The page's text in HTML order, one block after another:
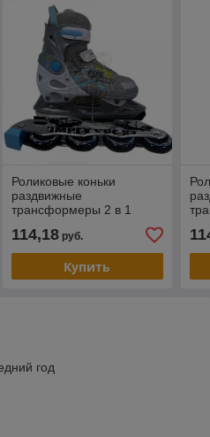
Роликовые коньки
раздвижные
трансформеры 2 в 1
126B-107 BLUE)
114,18руб.
Купить
год